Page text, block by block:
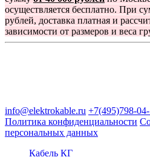
осуществляется бесплатно. При
рублей, доставка платная и
зависимости от размеров и веса
info@elektrokable.ru +7(495)798-
Политика конфиденциальности
персональных данных
Кабель КГ